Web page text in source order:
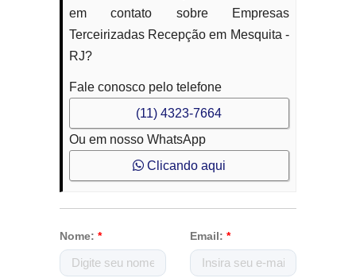
em contato sobre Empresas
Terceirizadas Recepção em Mesquita -
RJ?
Fale conosco pelo telefone
(11) 4323-7664
Ou em nosso WhatsApp
Clicando aqui
Nome: * Email: *